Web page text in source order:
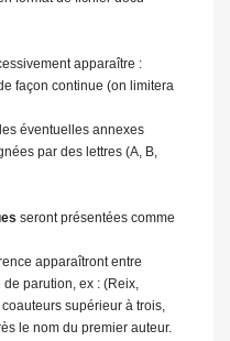
apparaître :
façon continue (on limitera
éventuelles annexes
par des lettres (A, B,
seront présentées comme
apparaîtront entre
parution, ex : (Reix,
supérieur à trois,
le nom du premier auteur.